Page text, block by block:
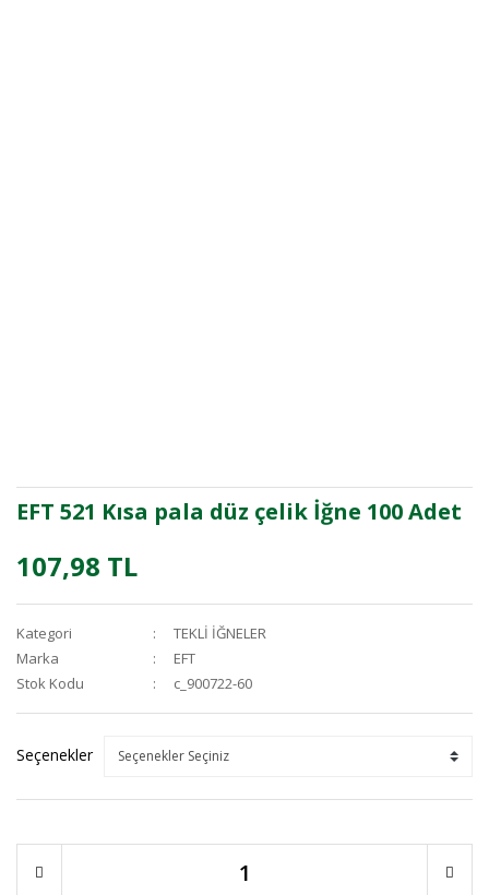
EFT 521 Kısa pala düz çelik İğne 100 Adet
107,98 TL
Kategori
TEKLİ İĞNELER
Marka
EFT
Stok Kodu
c_900722-60
Seçenekler